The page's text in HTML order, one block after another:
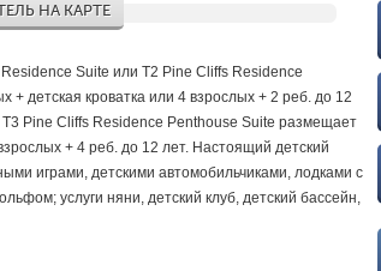
НА КАРТЕ
Suite или T2 Pine Cliffs Residence
+ детская кроватка или 4 взрослых + 2 реб. до 12
Pine Cliffs Residence Penthouse Suite размещает
+ 4 реб. до 12 лет. Настоящий детский
играми, детскими автомобильчиками, лодками с
услуги няни, детский клуб, детский бассейн,